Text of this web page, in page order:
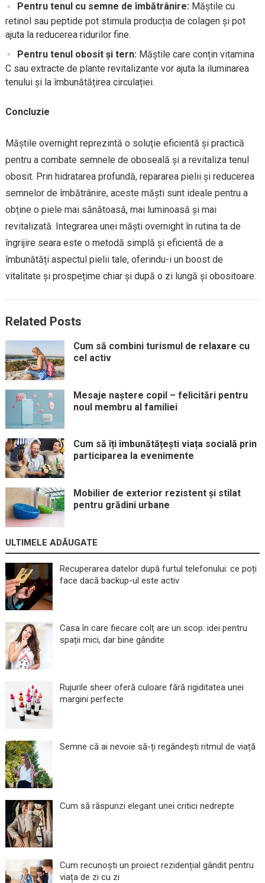
Pentru tenul cu semne de îmbătrânire:Măștile cu
retinol sau peptide pot stimula producția de colagen și pot
ajuta la reducerea ridurilor fine.
Pentru tenul obosit și tern: Măștile care conțin vitamina
C sau extracte de plante revitalizante vor ajuta la iluminarea
tenului și la îmbunătățirea circulației.
Concluzie
Măștile overnight reprezintă o soluție eficientă și practică
pentru a combate semnele de oboseală și a revitaliza tenul
obosit. Prin hidratarea profundă, repararea pielii și reducerea
semnelor de îmbătrânire, aceste măști sunt ideale pentru a
obține o piele mai sănătoasă, mai luminoasă și mai
revitalizată. Integrarea unei măști overnight în rutina ta de
îngrijire seara este o metodă simplă și eficientă de a
îmbunătăți aspectul pielii tale, oferindu-i un boost de
vitalitate și prospețime chiar și după o zi lungă și obositoare.
Related Posts
Cum să combini turismul de relaxare cu
cel activ
Mesaje naștere copil – felicitări pentru
noul membru al familiei
Cum să îți îmbunătățești viața socială prin
participarea la evenimente
Mobilier de exterior rezistent și stilat
pentru grădini urbane
ULTIMELE ADĂUGATE
Recuperarea datelor după furtul telefonului: ce poți
face dacă backup-ul este activ
Casa în care fiecare colț are un scop: idei pentru
spații mici, dar bine gândite
Rujurile sheer oferă culoare fără rigiditatea unei
margini perfecte
Semne că ai nevoie să-ți regândești ritmul de viață
Cum să răspunzi elegant unei critici nedrepte
Cum recunoști un proiect rezidențial gândit pentru
viața de zi cu zi